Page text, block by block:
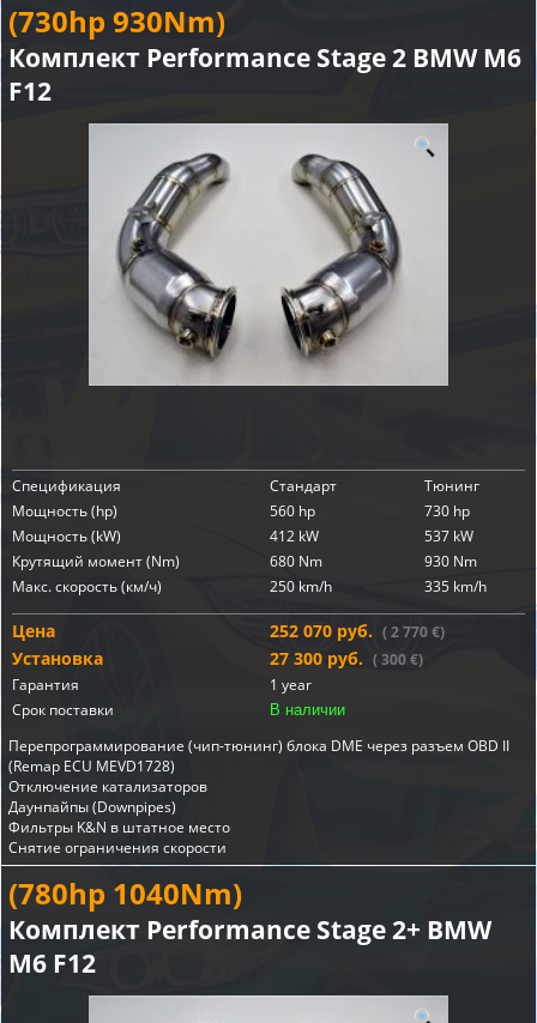
(730hp 930Nm)
Комплект Performance Stage 2 BMW M6
F12
Спецификация Стандарт
Тюнинг
Мощность (hp)
560 hp
730 hp
Мощность (kW)
412 kW
537 kW
Крутящий момент (Nm)
680 Nm
930 Nm
Макс. скорость (км/ч)
250 km/h 335 km/h
Цена 252 070 руб. ( 2 770 €)
Установка 27 300 руб. ( 300 €)
Гарантия
1 year
Срок поставки
В наличии
Перепрограммирование (чип-тюнинг) блока DME через разъем OBD II
(Remap ECU MEVD1728)
Отключение катализаторов
Даунпайпы (Downpipes)
Фильтры K&N в штатное место
Снятие ограничения скорости
(780hp 1040Nm)
Комплект Performance Stage 2+ BMW
M6 F12